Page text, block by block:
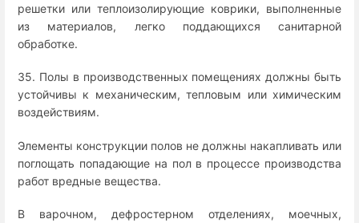
решетки или теплоизолирующие коврики, выполненные
из материалов, легко поддающихся санитарной
обработке.
35. Полы в производственных помещениях должны быть
устойчивы к механическим, тепловым или химическим
воздействиям.
Элементы конструкции полов не должны накапливать или
поглощать попадающие на пол в процессе производства
работ вредные вещества.
В варочном, дефростерном отделениях, моечных,